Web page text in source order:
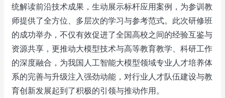
统解读前沿技术成果，生动展示标杆应用案例，为参训教
师提供了全方位、多层次的学习与参考范式。此次研修班
的成功举办，不仅有效促进了全国高校之间的经验互鉴与
资源共享，更推动大模型技术与高等教育教学、科研工作
的深度融合，为我国人工智能大模型领域专业人才培养体
系的完善与升级注入强劲动能，对行业人才队伍建设与教
育创新发展起到了积极的引领与推动作用。